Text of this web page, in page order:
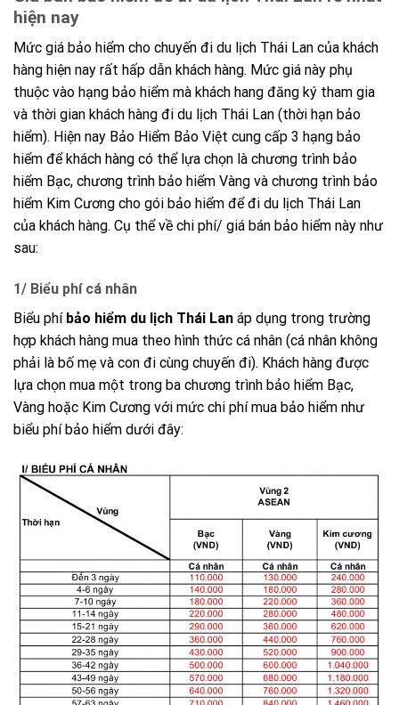
hiện nay
Mức giá bảo hiểm cho chuyến đi du lịch Thái Lan của khách
hàng hiện nay rất hấp dẫn khách hàng. Mức giá này phụ
thuộc vào hạng bảo hiểm mà khách hang đăng ký tham gia
và thời gian khách hàng đi du lịch Thái Lan (thời hạn bảo
hiểm). Hiện nay Bảo Hiểm Bảo Việt cung cấp 3 hạng bảo
hiểm để khách hàng có thể lựa chọn là chương trình bảo
hiểm Bạc, chương trình bảo hiểm Vàng và chương trình bảo
hiểm Kim Cương cho gói bảo hiểm để đi du lịch Thái Lan
của khách hàng. Cụ thể về chi phí/ giá bán bảo hiểm này như
sau:
1/ Biểu phí cá nhân
Biểu phí bảo hiểm du lịch Thái Lan áp dụng trong trường
hợp khách hàng mua theo hình thức cá nhân (cá nhân không
phải là bố mẹ và con đi cùng chuyến đi). Khách hàng được
lựa chọn mua một trong ba chương trình bảo hiểm Bạc,
Vàng hoặc Kim Cương với mức chi phí mua bảo hiểm như
biểu phí bảo hiểm dưới đây: